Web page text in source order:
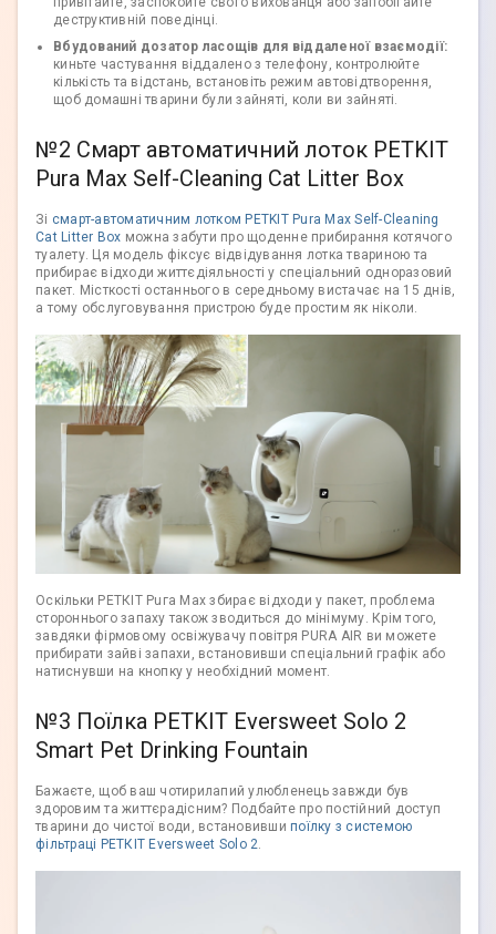
деструктивній поведінці.
Вбудований дозатор ласощів для віддаленої взаємодії:
киньте частування віддалено з телефону, контролюйте
кількість та відстань, встановіть режим автовідтворення,
щоб домашні тварини були зайняті, коли ви зайняті.
№2 Смарт автоматичний лоток PETKIT
Pura Max Self-Cleaning Cat Litter Box
Зі смарт-автоматичним лотком PETKIT Pura Max Self-Cleaning
Cat Litter Box можна забути про щоденне прибирання котячого
туалету. Ця модель фіксує відвідування лотка твариною та
прибирає відходи життєдіяльності у спеціальний одноразовий
пакет. Місткості останнього в середньому вистачає на 15 днів,
а тому обслуговування пристрою буде простим як ніколи.
Оскільки РЕТКІТ Puга Мах збирає відходи у пакет, проблема
стороннього запаху також зводиться до мінімуму. Крім того,
завдяки фірмовому освіжувачу повітря PURA AIR ви можете
прибирати зайві запахи, встановивши спеціальний графік або
натиснувши на кнопку у необхідний момент.
№3 Поїлка PETKIT Eversweet Solo 2
Smart Pet Drinking Fountain
Бажаєте, щоб ваш чотирилапий улюбленець завжди був
здоровим та життєрадісним? Подбайте про постійний доступ
тварини до чистої води, встановивши поїлку з системою
фільтраці РЕТКІТ Eversweet Solo 2.